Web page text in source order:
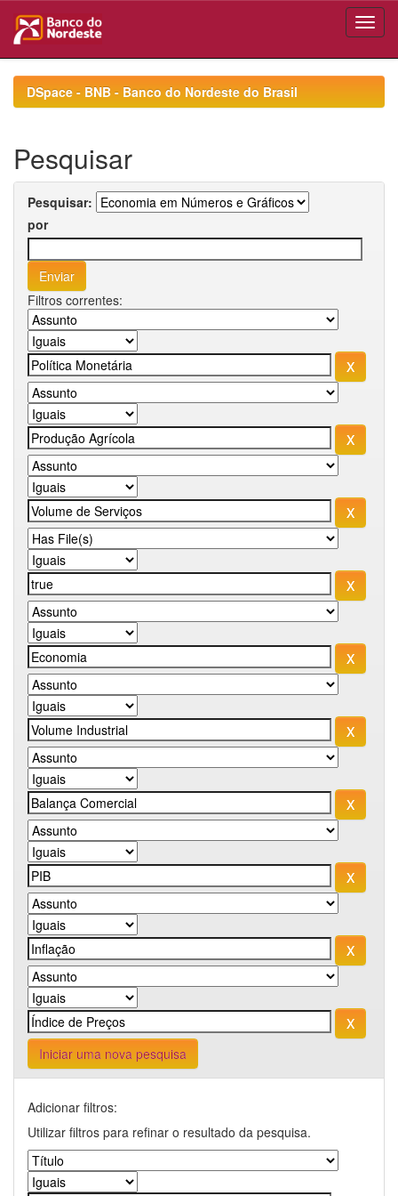
navigationDSpace - BNB - Banco do Nordeste do Brasil
Pesquisar
Pesquisar:
por
Filtros correntes:
Iniciar uma nova pesquisa
Adicionar filtros:
Utilizar filtros para refinar o resultado da pesquisa.